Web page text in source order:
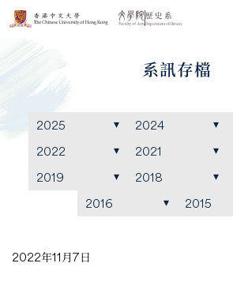
系訊存檔
2025 2024
2022
2021
2019
2018
2016
2015
2022年11月7日